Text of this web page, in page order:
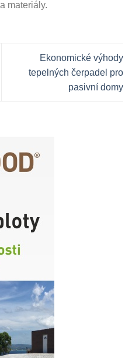
materiály.
Ekonomické výhody
tepelných čerpadel pro
pasivní domy